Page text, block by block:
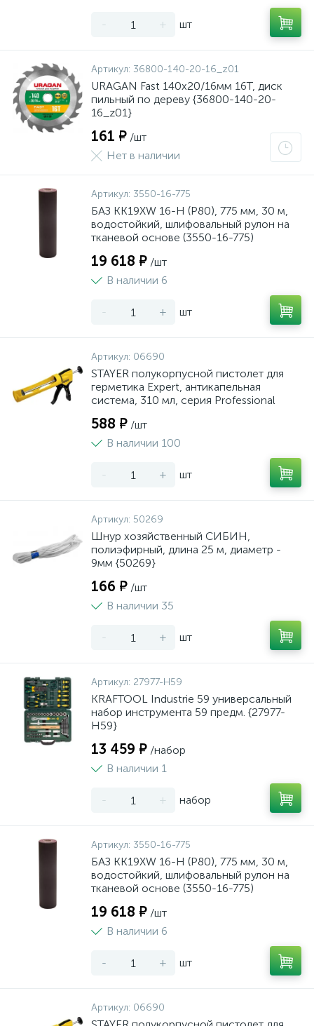
- + шт
Артикул: 36800-140-20-16_z01
URAGAN Fast 140x20/16мм 16Т, диск
пильный по дереву {36800-140-20-
16_z01}
161 ₽ /шт
Нет в наличии
Артикул: 3550-16-775
БАЗ KK19XW 16-H (Р80), 775 мм, 30 м,
водостойкий, шлифовальный рулон на
тканевой основе (3550-16-775)
19 618 ₽ /шт
В наличии 6
- + шт
Артикул: 06690
STAYER полукорпусной пистолет для
герметика Expert, антикапельная
система, 310 мл, серия Professional
588 ₽ /шт
В наличии 100
- + шт
Артикул: 50269
Шнур хозяйственный СИБИН,
полиэфирный, длина 25 м, диаметр -
9мм {50269}
166 ₽ /шт
В наличии 35
- + шт
Артикул: 27977-H59
KRAFTOOL Industrie 59 универсальный
набор инструмента 59 предм. {27977-
H59}
13 459 ₽ /набор
В наличии 1
- + набор
Артикул: 3550-16-775
БАЗ KK19XW 16-H (Р80), 775 мм, 30 м,
водостойкий, шлифовальный рулон на
тканевой основе (3550-16-775)
19 618 ₽ /шт
В наличии 6
- + шт
Артикул: 06690